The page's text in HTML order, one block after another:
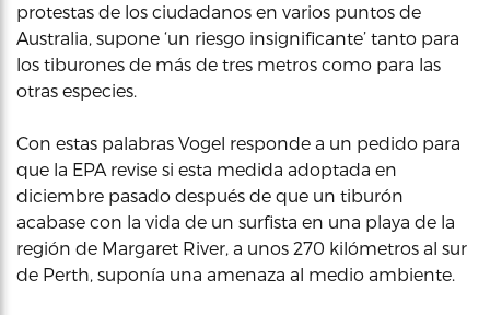
protestas de los ciudadanos en varios puntos de
Australia, supone ‘un riesgo insignificante’ tanto para
los tiburones de más de tres metros como para las
otras especies.
Con estas palabras Vogel responde a un pedido para
que la EPA revise si esta medida adoptada en
diciembre pasado después de que un tiburón
acabase con la vida de un surfista en una playa de la
región de Margaret River, a unos 270 kilómetros al sur
de Perth, suponía una amenaza al medio ambiente.